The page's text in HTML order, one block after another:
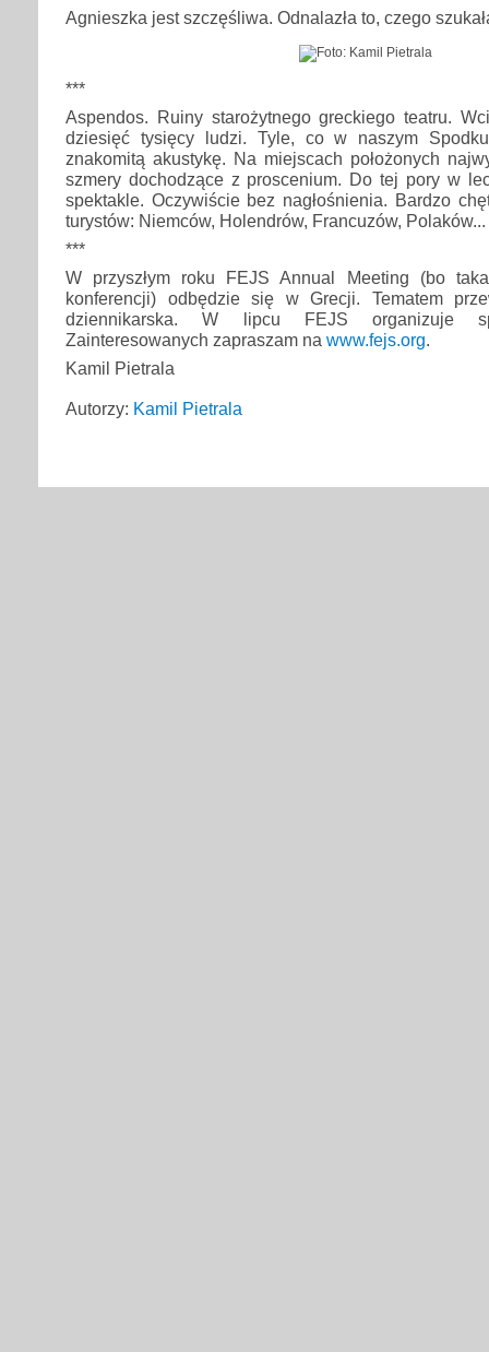
Agnieszka jest szczęśliwa. Odnalazła to, czego
***
Aspendos. Ruiny starożytnego greckiego teatru.
dziesięć tysięcy ludzi. Tyle, co w naszym
znakomitą akustykę. Na miejscach położonych
szmery dochodzące z proscenium. Do tej pory w
spektakle. Oczywiście bez nagłośnienia. Bardzo
turystów: Niemców, Holendrów, Francuzów, Polaków...
***
W przyszłym roku FEJS Annual Meeting (bo
konferencji) odbędzie się w Grecji. Tematem
dziennikarska. W lipcu FEJS organizuje
Zainteresowanych zapraszam na www.fejs.org.
Kamil Pietrala
Autorzy: Kamil Pietrala